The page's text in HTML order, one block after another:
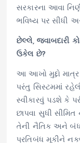
સરકારના આવા
ભવિષ્ય પર સીધી
છેલ્લે, જવાબદારી
ઉકેલ છે?
આ આખો મુદ્દો
પરંતુ સિસ્ટમમાં
સ્વીકારવું પડશે કે
છાપવા સુધી
તેની નૈતિક અને
પ્રતિબંધ મૂકીને